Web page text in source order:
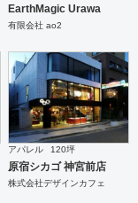
EarthMagic Urawa
有限会社 ao2
アパレル 120坪
原宿シカゴ 神宮前店
株式会社デザインカフェ